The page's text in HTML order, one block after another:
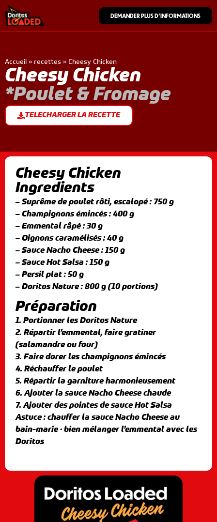
DEMANDER PLUS D’INFORMATIONS
Accueil » recettes » Cheesy Chicken
Cheesy Chicken
*Poulet & Fromage
TELECHARGER LA RECETTE
Cheesy Chicken
Ingredients
– Suprême de poulet rôti, escalopé : 750 g
– Champignons émincés : 400 g
– Emmental râpé : 30 g
– Oignons caramélisés : 40 g
– Sauce Nacho Cheese : 150 g
– Sauce Hot Salsa : 150 g
– Persil plat : 50 g
– Doritos Nature : 800 g (10 portions)
Préparation
1. Portionner les Doritos Nature
2. Répartir l’emmental, faire gratiner
(salamandre ou four)
3. Faire dorer les champignons émincés
4. Réchauffer le poulet
5. Répartir la garniture harmonieusement
6. Ajouter la sauce Nacho Cheese chaude
7. Ajouter des pointes de sauce Hot Salsa
Astuce : chauffer la sauce Nacho Cheese au
bain-marie · bien mélanger l’emmental avec les
Doritos